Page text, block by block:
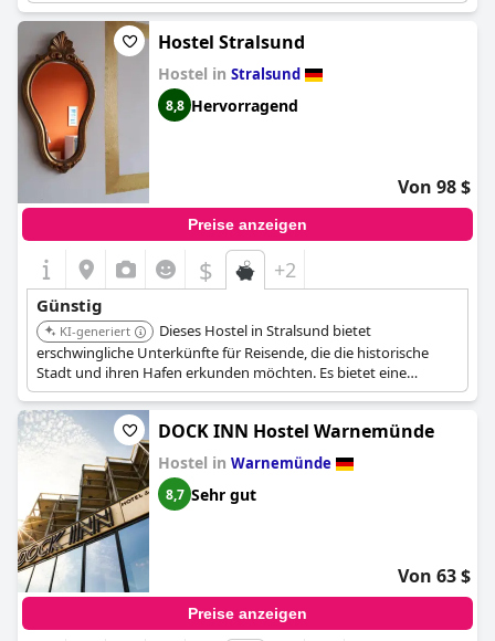
Preis zu erkunden.
Hostel Stralsund
Hostel in Stralsund
8,8 Hervorragend
Von 98 $
Preise anzeigen
$ +2
Günstig
KI-generiert
Dieses Hostel in Stralsund bietet
erschwingliche Unterkünfte für Reisende, die die historische
Stadt und ihren Hafen erkunden möchten. Es bietet eine
preisgünstige Basis, um das Tor zur Insel Rügen zu entdecken.
DOCK INN Hostel Warnemünde
Hostel in Warnemünde
8,7 Sehr gut
Von 63 $
Preise anzeigen